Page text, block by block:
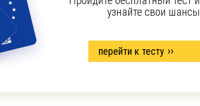
узнайте свои шансы
перейти к тесту